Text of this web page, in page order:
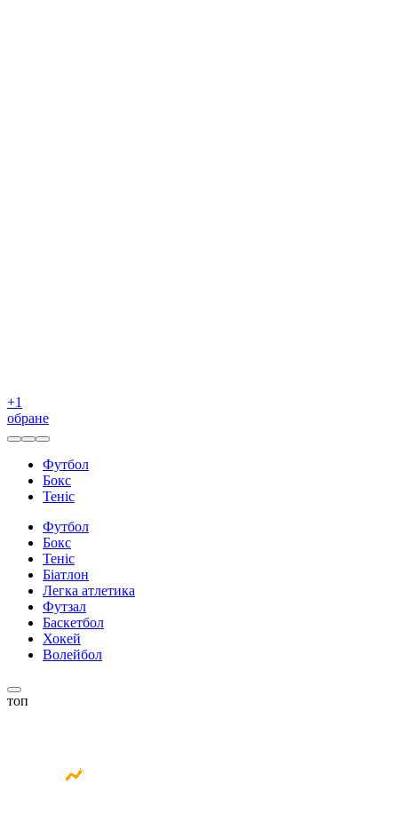
+1
обране
Футбол
Бокс
Теніс
Футбол
Бокс
Теніс
Біатлон
Легка атлетика
Футзал
Баскетбол
Хокей
Волейбол
топ